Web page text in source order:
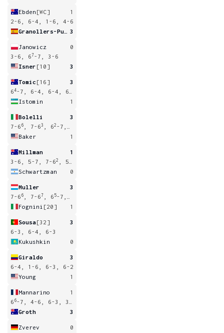
Ebden [WC]
1
2-6, 6-4, 1-6, 4-6
3
Janowicz
0
3-6, 67-7, 3-6
Isner [10] 3
Tomic [16]
3
64-7, 6-4, 6-4, 6-4
Istomin
1
Bolelli
3
7-6 6 , 7-63 , 62 -7, 7-6
Baker 1
Millman
1
3-6, 5-7, 7-62
, 5-0
Schwartzman
0
Muller
3
7-6 6 , 7-67 , 6 5-7, 7-6
Fognini [20] 1
Sousa[32]
3
6-3, 6-4, 6-3
Kukushkin
0
Giraldo
3
6-4, 1-6, 6-3, 6-2
Young
1
Mannarino
1
6 6-7, 4-6, 6-3, 3-6
Groth
3
Zverev
0